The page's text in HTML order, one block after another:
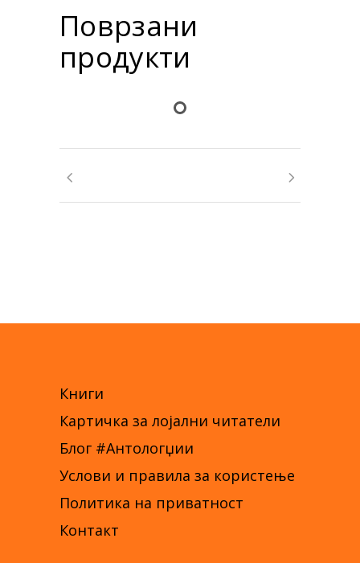
Поврзани
продукти
Книги
Картичка за лојални читатели
Блог #Антологџии
Услови и правила за користење
Политика на приватност
Контакт